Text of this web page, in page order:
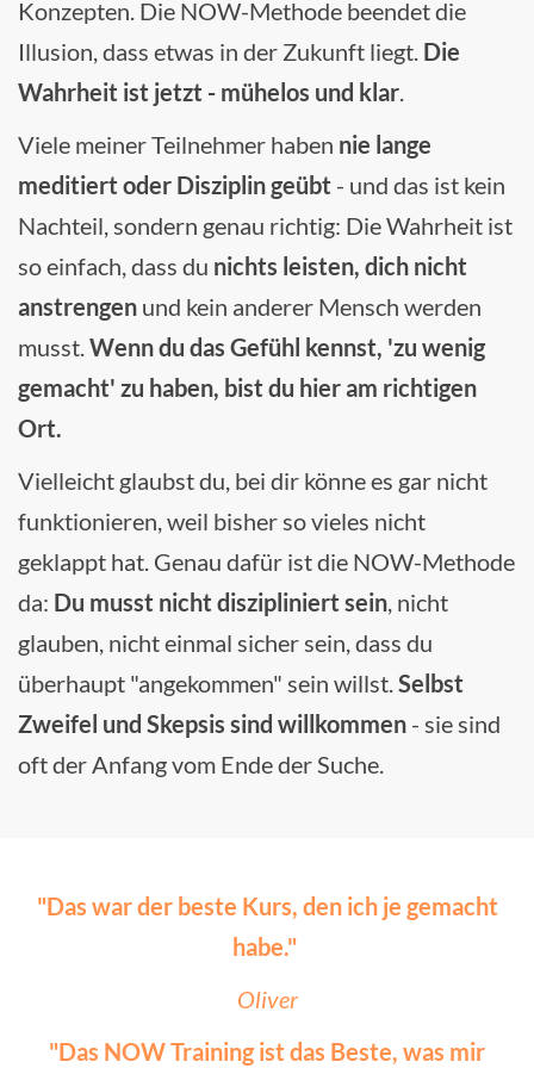
Konzepten. Die NOW-Methode beendet die
Illusion, dass etwas in der Zukunft liegt. Die
Wahrheit ist jetzt - mühelos und klar.
Viele meiner Teilnehmer haben nie lange
meditiert oder Disziplin geübt - und das ist kein
Nachteil, sondern genau richtig: Die Wahrheit ist
so einfach, dass du nichts leisten, dich nicht
anstrengen und kein anderer Mensch werden
musst.Wenn du das Gefühl kennst, 'zu wenig
gemacht' zu haben, bist du hier am richtigen
Ort.
Vielleicht glaubst du, bei dir könne es gar nicht
funktionieren, weil bisher so vieles nicht
geklappt hat. Genau dafür ist die NOW-Methode
da: Du musst nicht diszipliniert sein, nicht
glauben, nicht einmal sicher sein, dass du
überhaupt "angekommen" sein willst.Selbst
Zweifel und Skepsis sind willkommen - sie sind
oft der Anfang vom Ende der Suche.
"Das war der beste Kurs, den ich je gemacht
habe."
Oliver
"Das NOW Training ist das Beste, was mir